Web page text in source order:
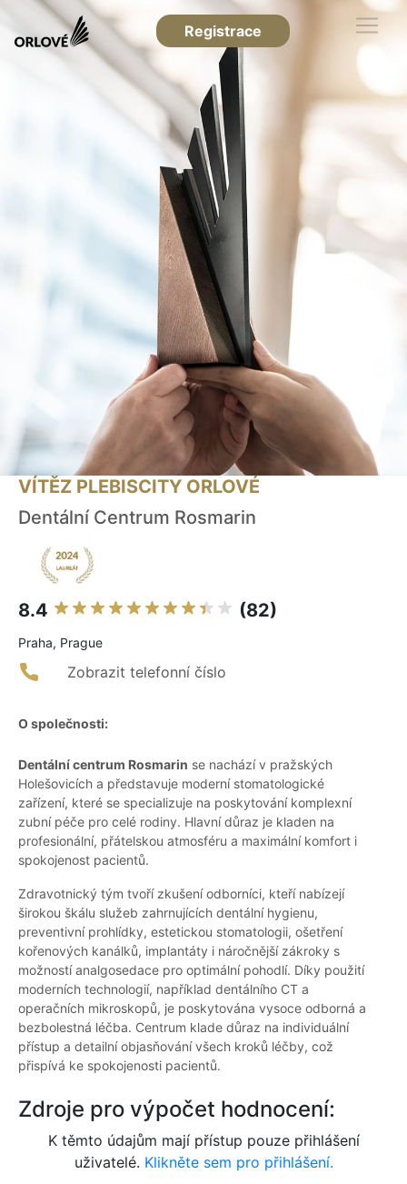
Registrace
VÍTĚZ PLEBISCITY ORLOVÉ
Dentální Centrum Rosmarin
8.4 (82)
Praha, Prague
Zobrazit telefonní číslo
O společnosti:
Dentální centrum Rosmarin se nachází v pražských
Holešovicích a představuje moderní stomatologické
zařízení, které se specializuje na poskytování komplexní
zubní péče pro celé rodiny. Hlavní důraz je kladen na
profesionální, přátelskou atmosféru a maximální komfort i
spokojenost pacientů.
Zdravotnický tým tvoří zkušení odborníci, kteří nabízejí
širokou škálu služeb zahrnujících dentální hygienu,
preventivní prohlídky, estetickou stomatologii, ošetření
kořenových kanálků, implantáty i náročnější zákroky s
možností analgosedace pro optimální pohodlí. Díky použití
moderních technologií, například dentálního CT a
operačních mikroskopů, je poskytována vysoce odborná a
bezbolestná léčba. Centrum klade důraz na individuální
přístup a detailní objasňování všech kroků léčby, což
přispívá ke spokojenosti pacientů.
Zdroje pro výpočet hodnocení:
K těmto údajům mají přístup pouze přihlášení
uživatelé. Klikněte sem pro přihlášení.